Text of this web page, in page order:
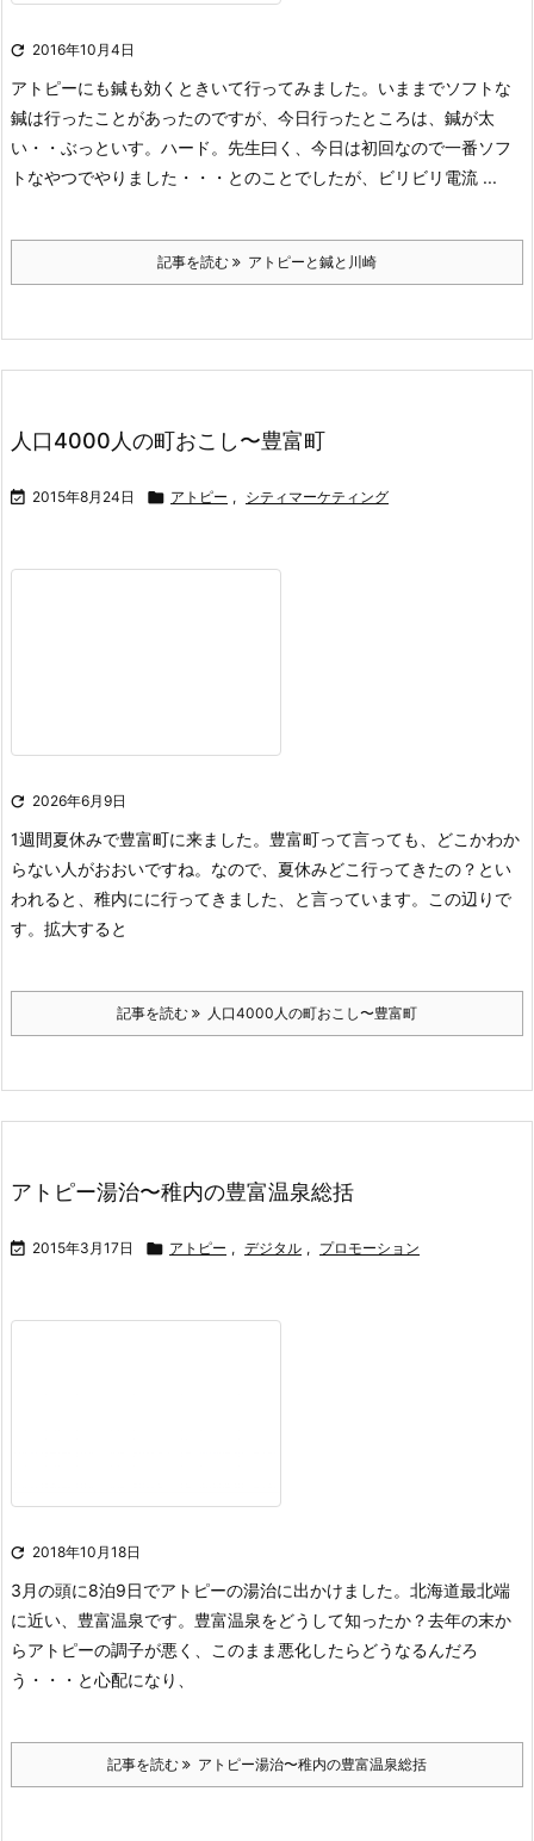
 2016年10月4日
アトピーにも鍼も効くときいて行ってみました。いままでソフトな
鍼は行ったことがあったのですが、今日行ったところは、鍼が太
い・・ぶっといす。ハード。先生曰く、今日は初回なので一番ソフ
トなやつでやりました・・・とのことでしたが、ビリビリ電流 ...
記事を読む アトピーと鍼と川崎
人口4000人の町おこし〜豊富町
 2015年8月24日  アトピー , シティマーケティング
 2026年6月9日
1週間夏休みで豊富町に来ました。豊富町って言っても、どこかわか
らない人がおおいですね。なので、夏休みどこ行ってきたの？とい
われると、稚内にに行ってきました、と言っています。
この辺りで
す。 拡大すると
記事を読む 人口4000人の町おこし〜豊富町
アトピー湯治〜稚内の豊富温泉総括
 2015年3月17日  アトピー , デジタル , プロモーション
 2018年10月18日
3月の頭に8泊9日でアトピーの湯治に出かけました。 北海道最北端
に近い、豊富温泉です。 豊富温泉をどうして知ったか？去年の末か
らアトピーの調子が悪く、このまま悪化したらどうなるんだろ
う・・・と心配になり、
記事を読む アトピー湯治〜稚内の豊富温泉総括